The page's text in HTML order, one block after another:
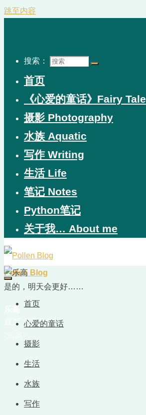
跳至内容
搜索：
首页
《心爱的童话》Fairy Tale
摄影 Photography
水族 Aquatic
写作 Writing
生活 Life
笔记 Notes
Python笔记
关于我… About me
Pollen Blog
是的，明天会更好……
首页
心爱的童话
摄影
生活
水族
写作
首页
文章标签